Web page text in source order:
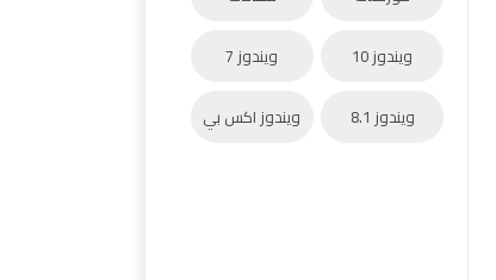
ويندوز 10 ويندوز 7
ويندوز 8.1 ويندوز اكس بي